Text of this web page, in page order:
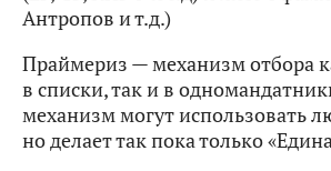
Антропов и т.д.)
Праймериз — механизм отбора
в списки, так и в
механизм могут использовать
но делает так пока только